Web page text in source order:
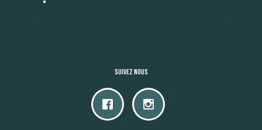
Suivez nous